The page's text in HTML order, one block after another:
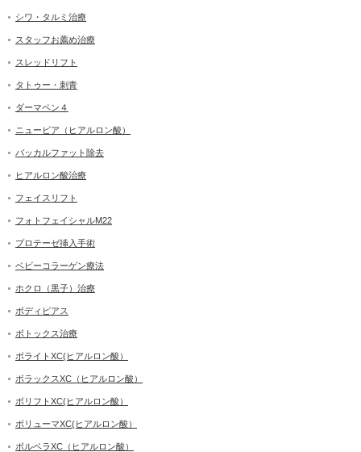
シワ・タルミ治療
スタッフお薦め治療
スレッドリフト
タトゥー・刺青
ダーマペン４
ニュービア（ヒアルロン酸）
バッカルファット除去
ヒアルロン酸治療
フェイスリフト
フォトフェイシャルM22
プロテーゼ挿入手術
ベビーコラーゲン療法
ホクロ（黒子）治療
ボディピアス
ボトックス治療
ボライトXC(ヒアルロン酸）
ボラックスXC（ヒアルロン酸）
ボリフトXC(ヒアルロン酸）
ボリューマXC(ヒアルロン酸）
ボルベラXC（ヒアルロン酸）